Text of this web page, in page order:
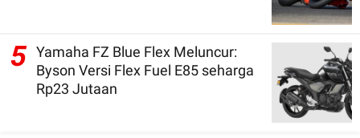
5 Yamaha FZ Blue Flex Meluncur:
Byson Versi Flex Fuel E85 seharga
Rp23 Jutaan